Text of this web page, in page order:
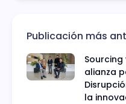
Publicación más
Sourcing
alianza
la